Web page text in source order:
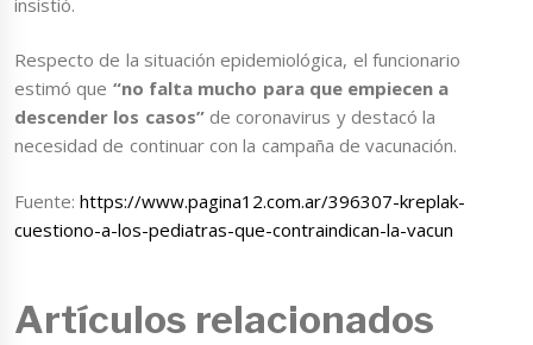
Respecto de la situación epidemiológica, el funcionario
estimó que “no falta mucho para que empiecen a
descender los casos”de coronavirus y destacó la
necesidad de continuar con la campaña de vacunación.
Fuente:https://www.pagina12.com.ar/396307-kreplak-
cuestiono-a-los-pediatras-que-contraindican-la-vacun
Artículos relacionados